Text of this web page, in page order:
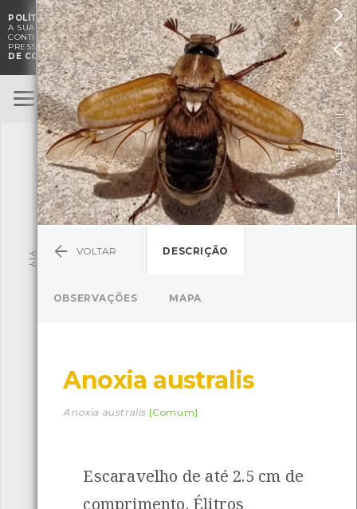
POLÍTICA DE COOKIES. O CMIA UTILIZA COOKIES PARA MELHORAR
A SUA EXPERIÊNCIA DE NAVEGAÇÃO E PARA FINS ESTATÍSTICOS.A
CONTINUAÇÃO DA UTILIZAÇÃO DESTE WEBSITE E SERVIÇOS
PRESSUPÕE A ACEITAÇÃO DA UTILIZAÇÃO DE COOKIES.POLÍTICA
DE COOKIES

ENTRAR
BioRegisto
TERMOS DE UTILIZAÇÃO
SUBMETER OBSERVAÇÃO
Pesquisa
Descarregar a app BioRegisto
Espécies 4839 Observações


GALERIA [
1/1
]
VOLTAR DESCRIÇÃO
OBSERVAÇÕES MAPA
Anoxia australis
Anoxia australis [Comum]
Escaravelho de até 2.5 cm de
comprimento. Élitros